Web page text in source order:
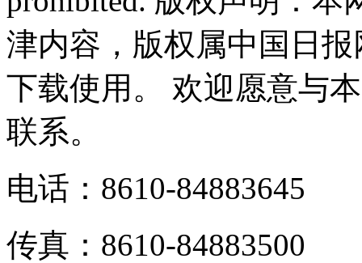
津内容，版权属中国日
下载使用。 欢迎愿意与
联系。
电话：8610-84883645
传真：8610-84883500